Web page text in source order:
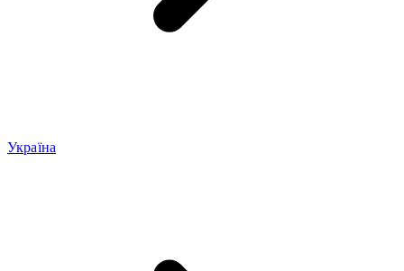
Україна